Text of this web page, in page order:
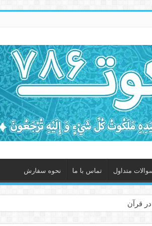
متداول تماس با ما نحوه سفارش
قرآن